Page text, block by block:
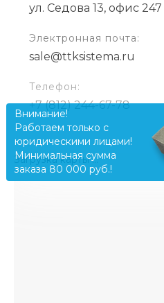
ул. Седова 13, офис 247
Электронная почта:
sale@ttksistema.ru
Телефон:
+7 (812) 244-67-78
Загрузка карты ...
Внимание!
Работаем только с
юридическими лицами!
Минимальная сумма
заказа 80 000 руб.!